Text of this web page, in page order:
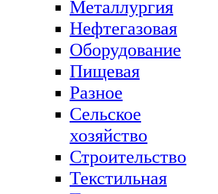
Металлургия
Нефтегазовая
Оборудование
Пищевая
Разное
Сельское
хозяйство
Строительство
Текстильная